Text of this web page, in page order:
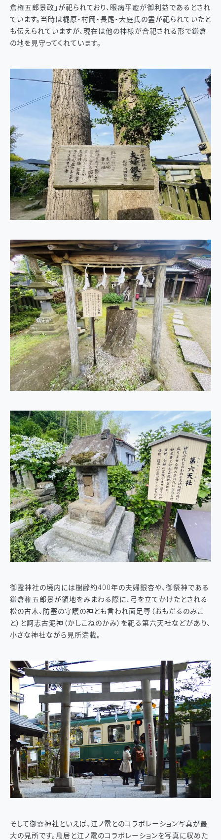
倉権五郎景政」が祀られており、眼病平癒が御利益であるとされ
ています。当時は梶原・村岡・長尾・大庭氏の霊が祀られていたと
も伝えられていますが、現在は他の神様が合祀される形で鎌倉
の地を見守ってくれています。
御霊神社の境内には樹齢約400年の夫婦銀杏や、御祭神である
鎌倉権五郎景が領地をみまわる際に、弓を立てかけたとされる
松の古木、防塞の守護の神とも言われ面足尊（おもだるのみこ
と）と訶志古泥神（かしこねのかみ）を祀る第六天社などがあり、
小さな神社ながら見所満載。
そして御霊神社といえば、江ノ電とのコラボレーション写真が最
大の見所です。鳥居と江ノ電のコラボレーションを写真に収めた